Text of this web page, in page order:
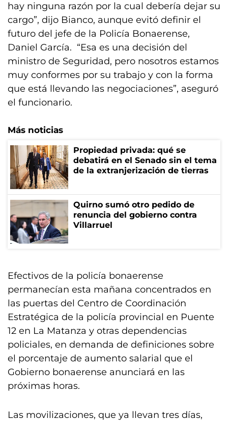
hay ninguna razón por la cual debería dejar su
cargo”, dijo Bianco, aunque evitó definir el
futuro del jefe de la Policía Bonaerense,
Daniel García. “Esa es una decisión del
ministro de Seguridad, pero nosotros estamos
muy conformes por su trabajo y con la forma
que está llevando las negociaciones”, aseguró
el funcionario.
Más noticias
Propiedad privada: qué se
debatirá en el Senado sin el tema
de la extranjerización de tierras
Quirno sumó otro pedido de
renuncia del gobierno contra
Villarruel
Efectivos de la policía bonaerense
permanecían esta mañana concentrados en
las puertas del Centro de Coordinación
Estratégica de la policía provincial en Puente
12 en La Matanza y otras dependencias
policiales, en demanda de definiciones sobre
el porcentaje de aumento salarial que el
Gobierno bonaerense anunciará en las
próximas horas.
Las movilizaciones, que ya llevan tres días,